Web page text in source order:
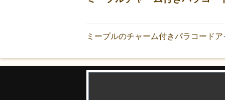
ミープルのチャーム付きパラコード